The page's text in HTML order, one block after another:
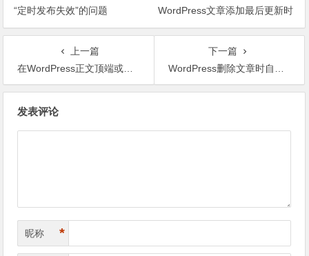
“定时发布失效”的问题
WordPress文章添加最后更新时
间
上一篇
在WordPress正文顶端或者末尾插入固定的内容
下一篇
WordPress删除文章时自动删除图片附件
发表评论
昵称 *